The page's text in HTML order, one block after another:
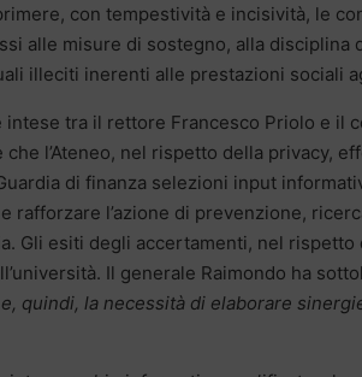
con tempestività e incisività, le
alle misure di sostegno, alla disciplina
illeciti inerenti alle prestazioni sociali
tra il rettore Francesco Priolo e il
l’Ateneo, nel rispetto della privacy,
di finanza selezioni input
rafforzare l’azione di prevenzione,
Gli esiti degli accertamenti, nel
Il generale Raimondo ha
quindi, la necessità di elaborare